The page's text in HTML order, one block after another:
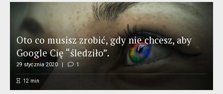
Oto co musisz zrobić, gdy nie chcesz, aby
Google Cię “śledziło”.
29 stycznia 2020 1
12 min